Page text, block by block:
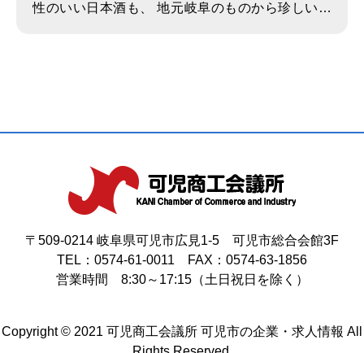
性のいい日本酒も、 地元岐阜のものから珍しいも
〒509-0214 岐阜県可児市広見1-5 可児市総合会館3F
TEL：0574-61-0011 FAX：0574-63-1856
営業時間 8:30～17:15（土日祝日を除く）
Copyright © 2021 可児商工会議所 可児市の企業・求人情報 All